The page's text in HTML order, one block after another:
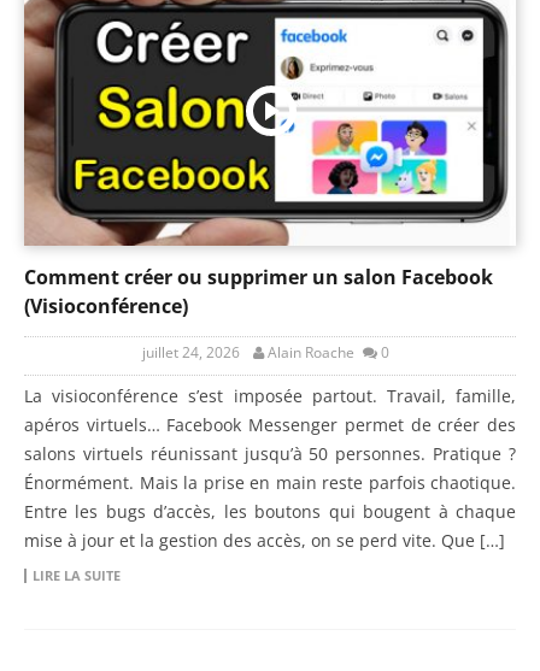
Comment créer ou supprimer un salon Facebook
(Visioconférence)
juillet 24, 2026 Alain Roache 0
La visioconférence s’est imposée partout. Travail, famille,
apéros virtuels… Facebook Messenger permet de créer des
salons virtuels réunissant jusqu’à 50 personnes. Pratique ?
Énormément. Mais la prise en main reste parfois chaotique.
Entre les bugs d’accès, les boutons qui bougent à chaque
mise à jour et la gestion des accès, on se perd vite. Que […]
LIRE LA SUITE